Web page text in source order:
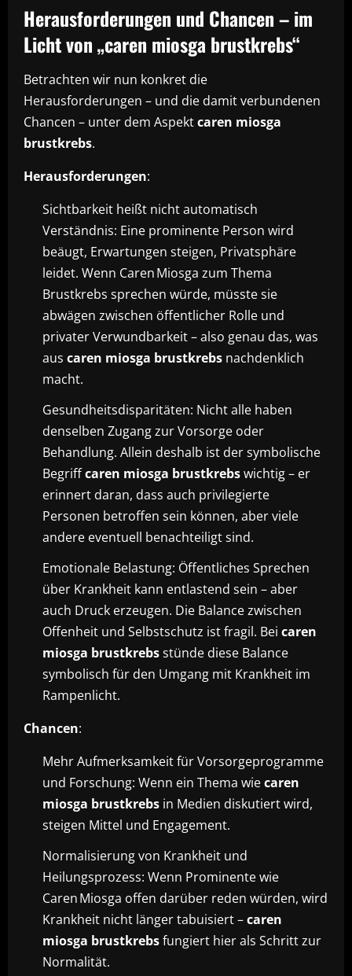
Herausforderungen und Chancen – im
Licht von „caren miosga brustkrebs“
Betrachten wir nun konkret die
Herausforderungen – und die damit verbundenen
Chancen – unter dem Aspektcaren miosga
brustkrebs.
Herausforderungen:
Sichtbarkeit heißt nicht automatisch
Verständnis: Eine prominente Person wird
beäugt, Erwartungen steigen, Privatsphäre
leidet. Wenn Caren Miosga zum Thema
Brustkrebs sprechen würde, müsste sie
abwägen zwischen öffentlicher Rolle und
privater Verwundbarkeit – also genau das, was
aus caren miosga brustkrebs nachdenklich
macht.
Gesundheitsdisparitäten: Nicht alle haben
denselben Zugang zur Vorsorge oder
Behandlung. Allein deshalb ist der symbolische
Begriffcaren miosga brustkrebswichtig – er
erinnert daran, dass auch privilegierte
Personen betroffen sein können, aber viele
andere eventuell benachteiligt sind.
Emotionale Belastung: Öffentliches Sprechen
über Krankheit kann entlastend sein – aber
auch Druck erzeugen. Die Balance zwischen
Offenheit und Selbstschutz ist fragil. Bei caren
miosga brustkrebsstünde diese Balance
symbolisch für den Umgang mit Krankheit im
Rampenlicht.
Chancen:
Mehr Aufmerksamkeit für Vorsorgeprogramme
und Forschung: Wenn ein Thema wiecaren
miosga brustkrebs in Medien diskutiert wird,
steigen Mittel und Engagement.
Normalisierung von Krankheit und
Heilungsprozess: Wenn Prominente wie
Caren Miosga offen darüber reden würden, wird
Krankheit nicht länger tabuisiert –caren
miosga brustkrebsfungiert hier als Schritt zur
Normalität.